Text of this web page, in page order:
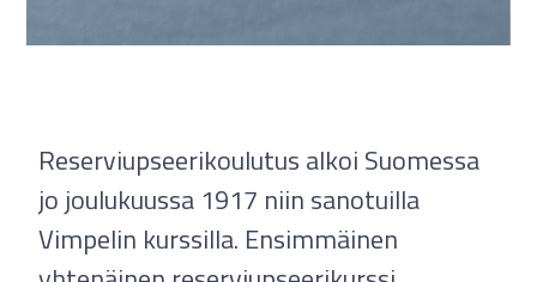
Reserviupseerikoulutus alkoi Suomessa
jo joulukuussa 1917 niin sanotuilla
Vimpelin kurssilla. Ensimmäinen